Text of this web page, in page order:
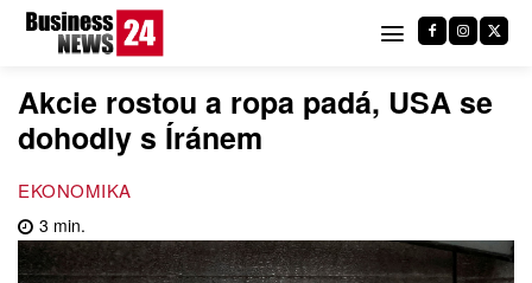
Akcie rostou a ropa padá, USA se
dohodly s Íránem
EKONOMIKA
3 min.